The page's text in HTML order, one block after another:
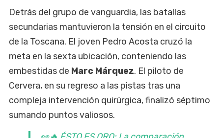
Detrás del grupo de vanguardia, las batallas
secundarias mantuvieron la tensión en el circuito
de la Toscana. El joven Pedro Acosta cruzó la
meta en la sexta ubicación, conteniendo las
embestidas de Marc Márquez. El piloto de
Cervera, en su regreso a las pistas tras una
compleja intervención quirúrgica, finalizó séptimo
sumando puntos valiosos.